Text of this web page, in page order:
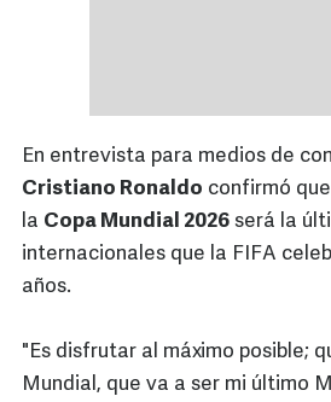
En entrevista para medios de
Cristiano Ronaldo confirmó
la Copa Mundial 2026 será la
internacionales que la FIFA
años.
"Es disfrutar al máximo posible;
Mundial, que va a ser mi último